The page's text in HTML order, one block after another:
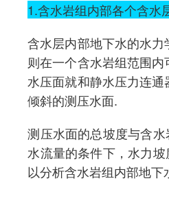
1.含水岩组内部各个含水
含水层内部地下水的水
则在一个含水岩组范围
水压面就和静水压力连
倾斜的测压水面.
测压水面的总坡度与含
水流量的条件下，水力
以分析含水岩组内部地下